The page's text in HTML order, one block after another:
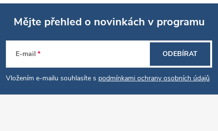
Z
á
p
Mějte přehled o novinkách v programu
E-mail
Vložením e-mailu souhlasíte s podmínkami ochrany osobních údajů
ODEBÍRAT